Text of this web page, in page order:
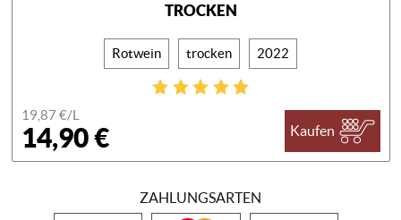
TROCKEN
Rotwein trocken 2022
19,87 €/L
14,90 € Kaufen
ZAHLUNGSARTEN